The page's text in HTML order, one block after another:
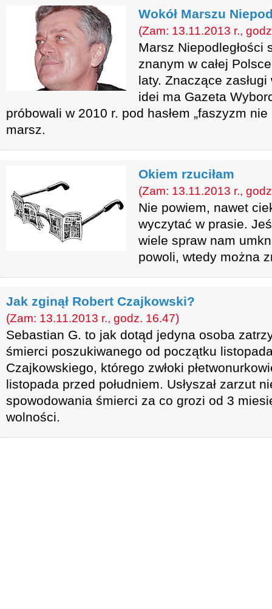
Wokół Marszu
(Zam: 13.11.2013 r.,
Marsz Niepodległości
znanym w całej
laty. Znaczące
idei ma Gazeta
próbowali w 2010 r. pod hasłem „faszyzm
marsz.
Okiem rzuciłam
(Zam: 13.11.2013 r.,
Nie powiem, nawet
wyczytać w prasie.
wiele spraw nam
powoli, wtedy można
Jak zginął Robert Czajkowski?
(Zam: 13.11.2013 r., godz. 16.47)
Sebastian G. to jak dotąd jedyna osoba
śmierci poszukiwanego od początku
Czajkowskiego, którego zwłoki
listopada przed południem. Usłyszał zarzut
spowodowania śmierci za co grozi od 3
wolności.